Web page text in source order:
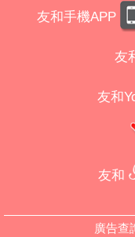
友和手機APP
友
友和
友和
廣告查